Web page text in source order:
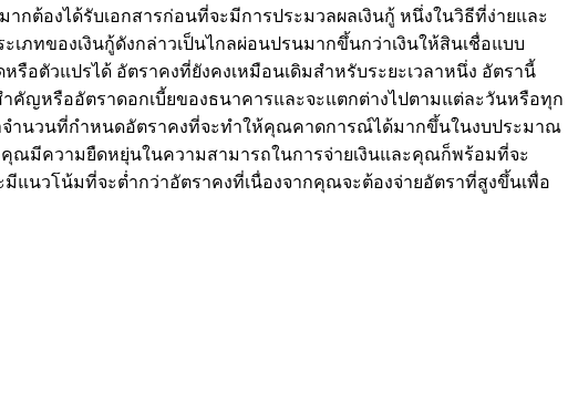
กต้องได้รับเอกสารก่อนที่จะมีการประมวลผลเงินกู้ หนึ่งในวิธีที่ง่ายและ
ทของเงินกู้ดังกล่าวเป็นไกลผ่อนปรนมากขึ้นกว่าเงินให้สินเชื่อแบบ
อตัวแปรได้ อัตราคงที่ยังคงเหมือนเดิมสำหรับระยะเวลาหนึ่ง อัตรานี้
ำคัญหรืออัตราดอกเบี้ยของธนาคารและจะแตกต่างไปตามแต่ละวันหรือทุก
จำนวนที่กำหนดอัตราคงที่จะทำให้คุณคาดการณ์ได้มากขึ้นในงบประมาณ
ณมีความยืดหยุ่นในความสามารถในการจ่ายเงินและคุณก็พร้อมที่จะ
แนวโน้มที่จะต่ำกว่าอัตราคงที่เนื่องจากคุณจะต้องจ่ายอัตราที่สูงขึ้นเพื่อ